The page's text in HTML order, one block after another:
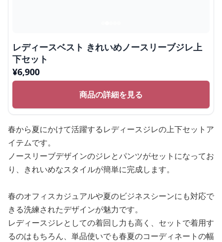
レディースベスト きれいめノースリーブジレ上
下セット
¥6,900
商品の詳細を見る
春から夏にかけて活躍するレディースジレの上下セットア
イテムです。
ノースリーブデザインのジレとパンツがセットになってお
り、きれいめなスタイルが簡単に完成します。
春のオフィスカジュアルや夏のビジネスシーンにも対応で
きる洗練されたデザインが魅力です。
レディースジレとしての着回し力も高く、セットで着用す
るのはもちろん、単品使いでも春夏のコーディネートの幅